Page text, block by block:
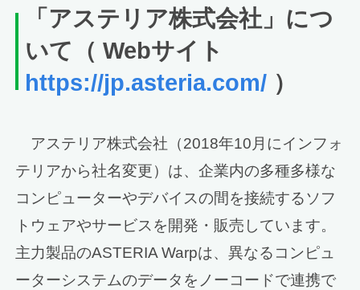
「アステリア株式会社」につ
いて（ Webサイト
https://jp.asteria.com/ ）
アステリア株式会社（2018年10月にインフォ
テリアから社名変更）は、企業内の多種多様な
コンピューターやデバイスの間を接続するソフ
トウェアやサービスを開発・販売しています。
主力製品のASTERIA Warpは、異なるコンピュ
ーターシステムのデータをノーコードで連携で